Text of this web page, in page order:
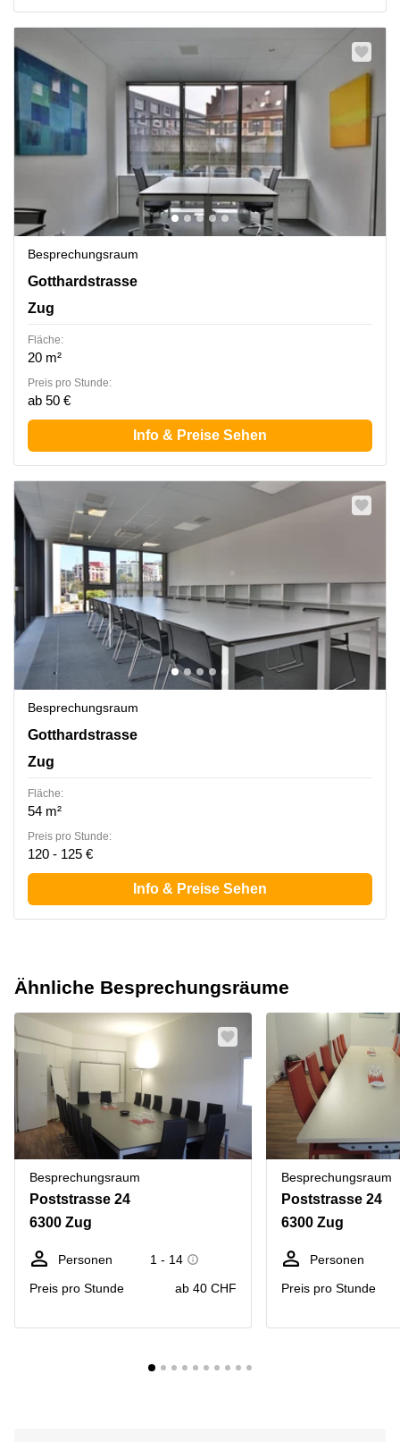
Besprechungsraum
Gotthardstrasse 26, Zug
Gotthardstrasse
Zug
Fläche:
20 m²
Preis pro Stunde:
ab 50 €
Info & Preise Sehen
Besprechungsraum
Gotthardstrasse 26, Zug
Gotthardstrasse
Zug
Fläche:
54 m²
Preis pro Stunde:
120 - 125 €
Info & Preise Sehen
Ähnliche Besprechungsräume
Besprechungsraum
Poststrasse 24
6300 Zug
Personen
1 - 14
Preis pro Stunde
ab 40 CHF
Besprechungsraum
Poststrasse 24
6300 Zug
Personen
Preis pro Stunde